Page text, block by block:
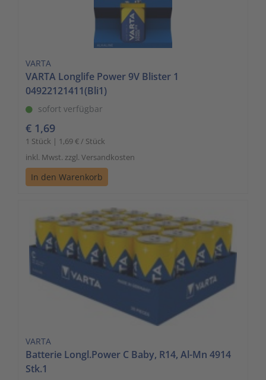
VARTA
VARTA Longlife Power 9V Blister 1
04922121411(Bli1)
sofort verfügbar
€ 1,69
1 Stück | 1,69 € / Stück
inkl. Mwst. zzgl. Versandkosten
In den Warenkorb
VARTA
Batterie Longl.Power C Baby, R14, Al-Mn 4914
Stk.1